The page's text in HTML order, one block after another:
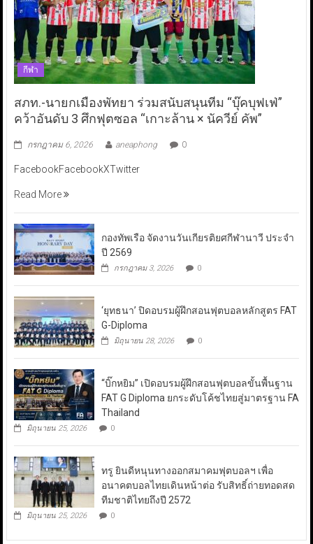
กีฬา
สภท.-นายกเมืองพัทยา ร่วมสนับสนุนทีม “บุ๊คบุฟเฟ่”
คว้าอันดับ 3 ศึกฟุตซอล “เกาะล้าน × นัควีย์ คัพ”
กรกฎาคม 6, 2026 aneaphong 0
FacebookFacebookXTwitter
Read More
กองทัพเรือ จัดงานวันเกียรติยศกีฬานาวี ประจำ
ปี 2569
กรกฎาคม 3, 2026 0
‘ยุทธนา’ ปิดอบรมผู้ฝึกสอนฟุตบอลหลักสูตร FAT
G-Diploma
มิถุนายน 28, 2026 0
“บิ๊กหยิม” เปิดอบรมผู้ฝึกสอนฟุตบอลขั้นพื้นฐาน
FAT G Diploma ยกระดับโค้ชไทยสู่มาตรฐาน FA
Thailand
มิถุนายน 25, 2026 0
ทรู ยินดีหนุนทางออกสมาคมฟุตบอลฯ เพื่อ
อนาคตบอลไทยเดินหน้าต่อ รับสิทธิ์ถ่ายทอดสด
ทีมชาติไทยถึงปี 2572
มิถุนายน 25, 2026 0